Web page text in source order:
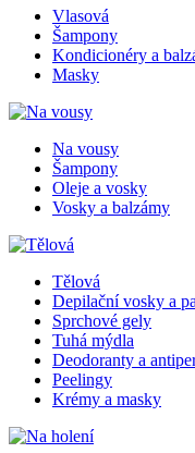
Vlasová
Šampony
Kondicionéry a
Masky
Na vousy
Šampony
Oleje a vosky
Vosky a balzámy
Tělová
Depilační vosky a
Sprchové gely
Tuhá mýdla
Deodoranty a
Peelingy
Krémy a masky